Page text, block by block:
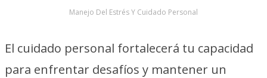
Manejo Del Estrés Y Cuidado Personal
El cuidado personal fortalecerá tu capacidad
para enfrentar desafíos y mantener un